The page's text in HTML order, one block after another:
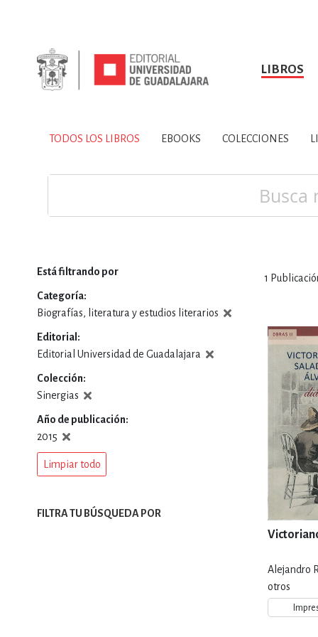
LIBROS
TODOS LOS LIBROS
SOBRE NOSOTROS HISTORIA
CIENCIAS DE LA
DEPORTES Y
ESTILOS DE
INFANTILES,
TODOS LOS LIBROS EBOOKS COLECCIONES
1
Alejandro
otros
Está filtrando por
Categoría
Biografías, literatura y estudios literarios
Editorial
Editorial Universidad de Guadalajara
Colección
Sinergias
Año de publicación
2015
Limpiar todo
FILTRA TU BÚSQUEDA POR